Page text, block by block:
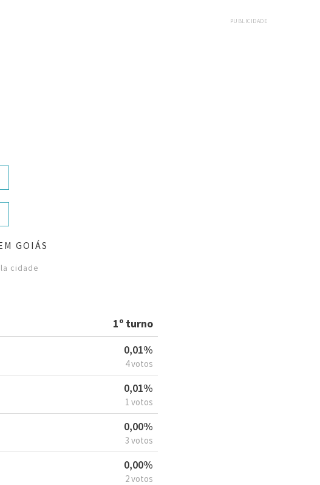
PUBLICIDADE
GOIÁS
cidade
1º turno
0,01%
4 votos
0,01%
1 votos
0,00%
3 votos
0,00%
2 votos